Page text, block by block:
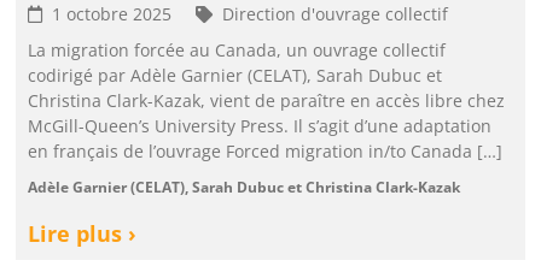
1 octobre 2025
Direction d'ouvrage collectif
La migration forcée au Canada, un ouvrage collectif
codirigé par Adèle Garnier (CELAT), Sarah Dubuc et
Christina Clark-Kazak, vient de paraître en accès libre chez
McGill-Queen’s University Press. Il s’agit d’une adaptation
en français de l’ouvrage Forced migration in/to Canada […]
Adèle Garnier (CELAT), Sarah Dubuc et Christina Clark-Kazak
Lire plus ›